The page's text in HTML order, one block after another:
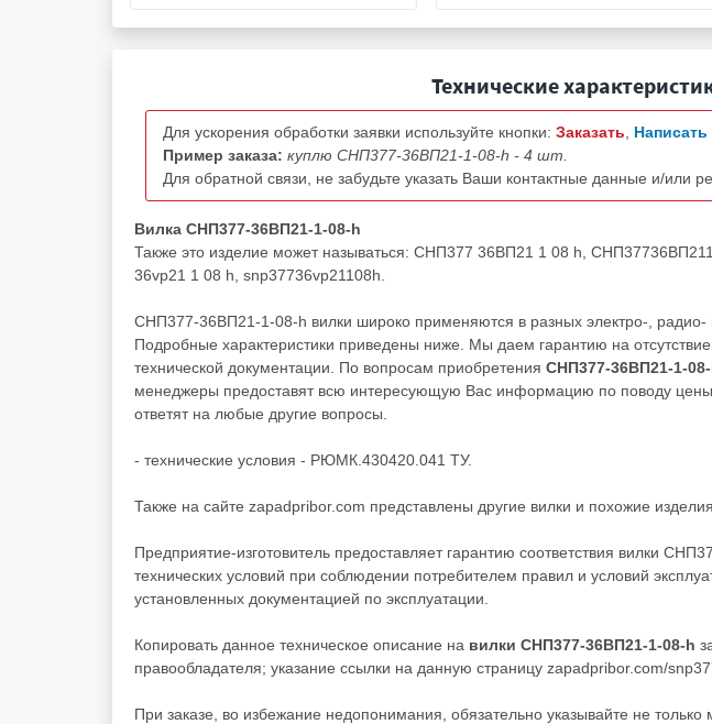
Технические
Для ускорения обработки заявки используйте кнопки: Заказать Написать
Пример заказа: куплю СНП377-36ВП21-1-08-h - 4 шт.
Для обратной связи, не забудьте указать Ваши контактные данные и/или
Вилка СНП377-36ВП21-1-08-h
Также это изделие может называться: СНП377 36ВП21 1 08 h,
36vp21 1 08 h, snp37736vp21108h.
СНП377-36ВП21-1-08-h вилки широко применяются в разных электро-, радио-
Подробные характеристики приведены ниже. Мы даем гарантию на отсутствие
технической документации. По вопросам приобретения СНП377-36ВП21-1-
менеджеры предоставят всю интересующую Вас информацию по поводу цены,
ответят на любые другие вопросы.
- технические условия - РЮМК.430420.041 ТУ.
Также на сайте zapadpribor.com представлены другие вилки и похожие изделия.
Предприятие-изготовитель предоставляет гарантию соответствия вилки
технических условий при соблюдении потребителем правил и условий
установленных документацией по эксплуатации.
Копировать данное техническое описание на вилки СНП377-36ВП21-1-08-h
правообладателя; указание ссылки на данную страницу zapadpribor.com/
При заказе, во избежание недопонимания, обязательно указывайте не